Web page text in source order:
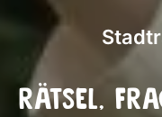
RÄTSEL,